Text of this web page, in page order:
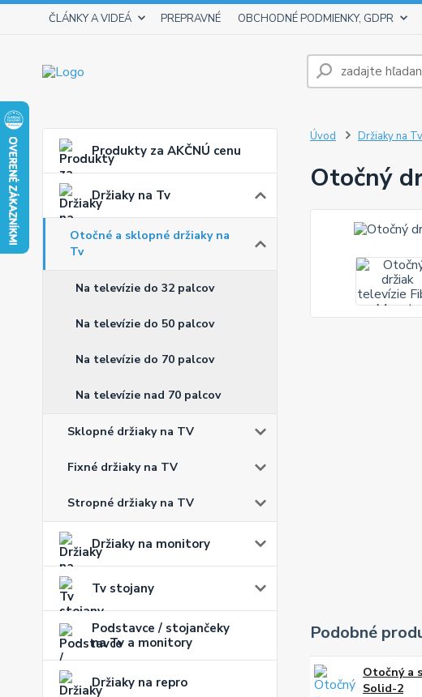
ČLÁNKY A VIDEÁ PREPRAVNÉ OBCHODNÉ PODMIENKY, GDPR
Produkty za AKČNÚ cenu
Držiaky na Tv
Otočné a sklopné držiaky na
Tv
Na televízie do 32 palcov
Na televízie do 50 palcov
Na televízie do 70 palcov
Na televízie nad 70 palcov
Sklopné držiaky na TV
Fixné držiaky na TV
Stropné držiaky na TV
Držiaky na monitory
Tv stojany
Podstavce / stojančeky
na Tv a monitory
Držiaky na repro
Úvod Držiaky na Tv
Otočný
Podobné
Otočný a
Solid-2